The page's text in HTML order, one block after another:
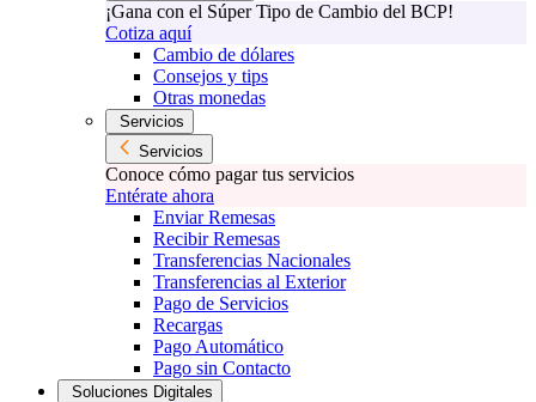
¡Gana con el Súper Tipo de Cambio del BCP!
Cotiza aquí
Cambio de dólares
Consejos y tips
Otras monedas
Servicios
Servicios
Conoce cómo pagar tus servicios
Entérate ahora
Enviar Remesas
Recibir Remesas
Transferencias Nacionales
Transferencias al Exterior
Pago de Servicios
Recargas
Pago Automático
Pago sin Contacto
Soluciones Digitales